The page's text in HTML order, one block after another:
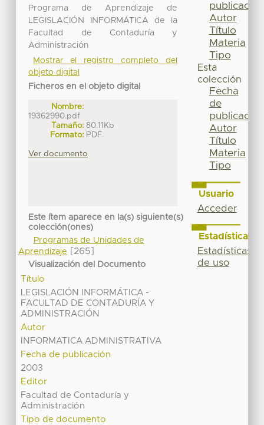
Programa de Aprendizaje de
LEGISLACIÓN INFORMÁTICA de la
Facultad de Contaduría y
Administración
Mostrar el registro completo del
objeto digital
Ficheros en el objeto digital
Nombre:
19362990.pdf
Tamaño: 80.11Kb
Formato: PDF
Ver documento
Este ítem aparece en la(s) siguiente(s)
colección(ones)
Programas de Unidades de
Aprendizaje
[265]
Visualización del Documento
Título
LEGISLACIÓN INFORMÁTICA -
FACULTAD DE CONTADURÍA Y
ADMINISTRACIÓN
Autor
INFORMATICA ADMINISTRATIVA
Fecha de publicación
2003
Editor
Facultad de Contaduría y
Administración
Tipo de documento
publicación
Autor
Título
Materia
Tipo
Esta
colección
Fecha
de
publicación
Autor
Título
Materia
Tipo
Usuario
Acceder
Estadísticas
Estadísticas
de uso